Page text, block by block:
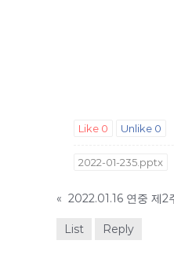
Like 0 Unlike 0
2022-01-235.pptx
« 2022.01.16 연중 제2
List Reply